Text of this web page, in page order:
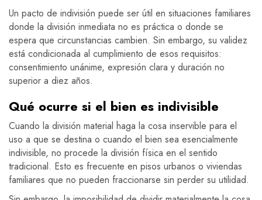
Un pacto de indivisión puede ser útil en situaciones familiares
donde la división inmediata no es práctica o donde se
espera que circunstancias cambien. Sin embargo, su validez
está condicionada al cumplimiento de esos requisitos:
consentimiento unánime, expresión clara y duración no
superior a diez años.
Qué ocurre si el bien es indivisible
Cuando la división material haga la cosa inservible para el
uso a que se destina o cuando el bien sea esencialmente
indivisible, no procede la división física en el sentido
tradicional. Esto es frecuente en pisos urbanos o viviendas
familiares que no pueden fraccionarse sin perder su utilidad.